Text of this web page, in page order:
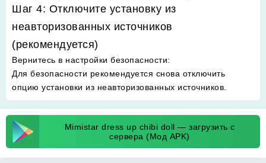
Шаг 4: Отключите установку из
неавторизованных источников
(рекомендуется)
Вернитесь в настройки безопасности:
Для безопасности рекомендуется снова отключить
опцию установки из неавторизованных источников.
Mimistar dress up chibi doll — загрузить с
сервера (Мод APK)